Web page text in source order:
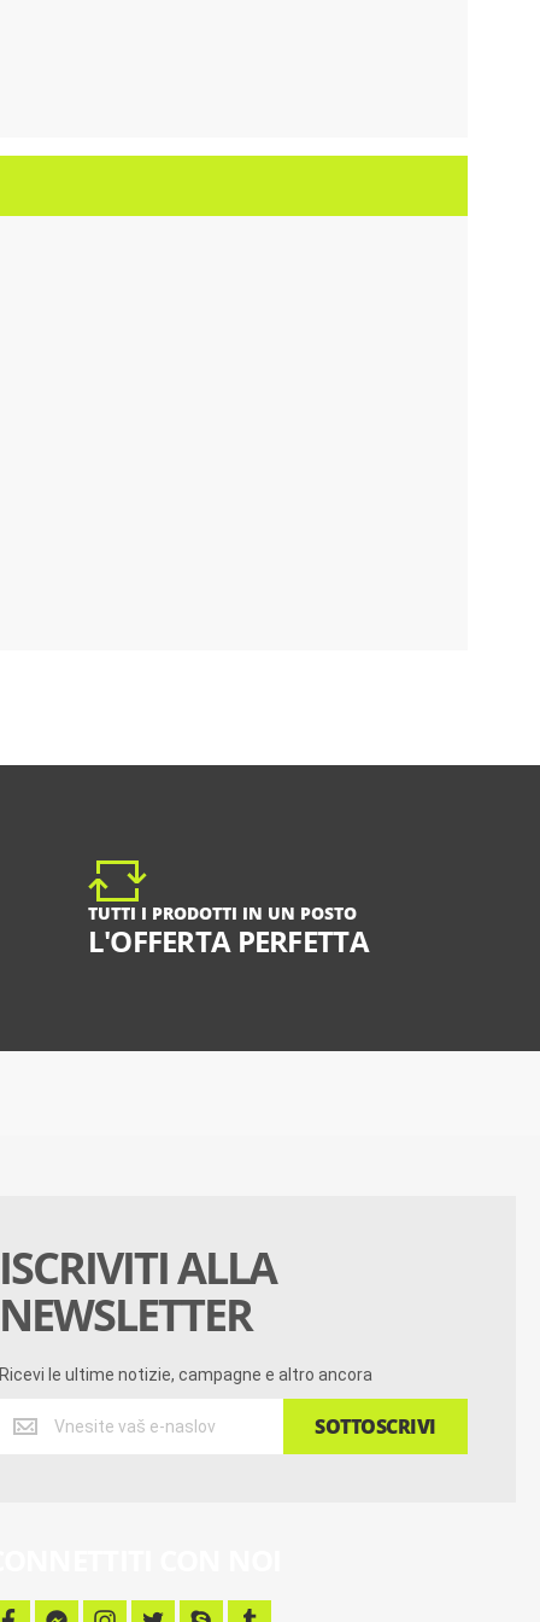
TUTTI I PRODOTTI IN UN POSTO
L'OFFERTA PERFETTA
ISCRIVITI ALLA
NEWSLETTER
Ricevi le ultime notizie, campagne e altro ancora
SOTTOSCRIVI